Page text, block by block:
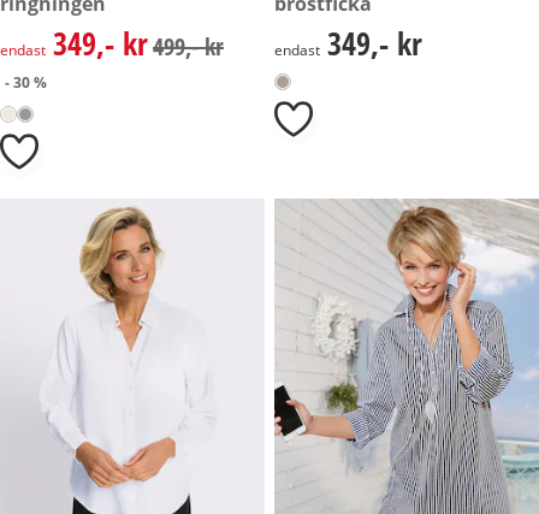
rabatterat pris: 349,- kr, tidigare pris: 499,- kr
endast 349,- kr499,- kr
- 30 %
349,- kr
endast 349,- kr